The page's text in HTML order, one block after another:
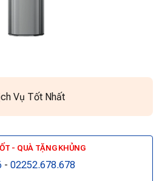
Vụ Tốt Nhất
- QUÀ TẶNG KHỦNG
- 02252.678.678